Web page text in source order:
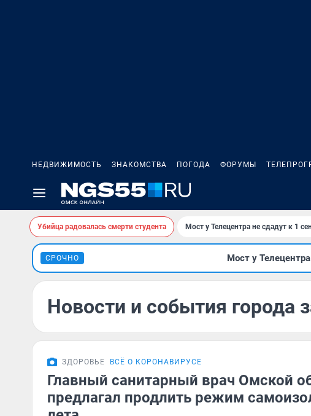
НЕДВИЖИМОСТЬ ЗНАКОМСТВА ПОГОДА ФОРУМЫ
Убийца радовалась смерти студента Мост у Телецентра не сдадут к 1
СРОЧНО Мост у
Новости и события города
ЗДОРОВЬЕ ВСЁ О КОРОНАВИРУСЕ
Главный санитарный врач Омской
предлагал продлить режим